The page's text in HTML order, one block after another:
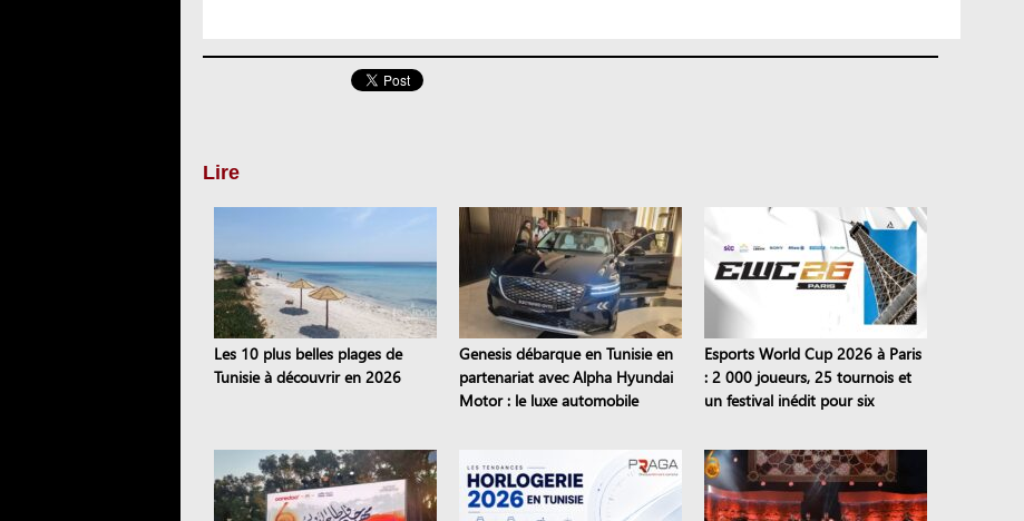
Lire
Les 10 plus belles plages de
Tunisie à découvrir en 2026
Genesis débarque en Tunisie en
partenariat avec Alpha Hyundai
Motor : le luxe automobile
Esports World Cup 2026 à Paris
: 2 000 joueurs, 25 tournois et
un festival inédit pour six